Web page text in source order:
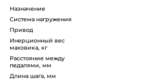
Назначение
Система нагружения
Привод
Инерционный вес
маховика, кг
Расстояние между
педалями, мм
Длина шага, мм